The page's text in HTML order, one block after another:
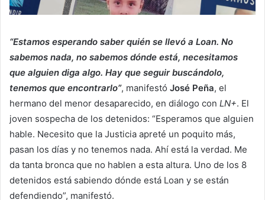
“Estamos esperando saber quién se llevó a Loan. No
sabemos nada, no sabemos dónde está, necesitamos
que alguien diga algo. Hay que seguir buscándolo,
tenemos que encontrarlo”, manifestó José Peña, el
hermano del menor desaparecido, en diálogo con LN+. El
joven sospecha de los detenidos: “Esperamos que alguien
hable. Necesito que la Justicia apreté un poquito más,
pasan los días y no tenemos nada. Ahí está la verdad. Me
da tanta bronca que no hablen a esta altura. Uno de los 8
detenidos está sabiendo dónde está Loan y se están
defendiendo”, manifestó.